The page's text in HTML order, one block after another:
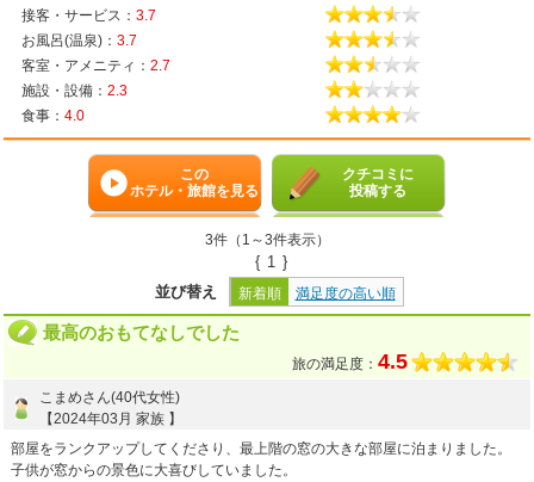
接客・サービス： 3.7
お風呂(温泉)： 3.7
客室・アメニティ： 2.7
施設・設備： 2.3
食事： 4.0
この
ホテル・旅館を見る
クチコミに
投稿する
3件（1～3件表示）
{ 1 }
並び替え
新着順 満足度の高い順
最高のおもてなしでした
旅の満足度： 4.5
こまめさん(40代女性)
【2024年03月 家族 】
部屋をランクアップしてくださり、最上階の窓の大きな部屋に泊まりました。
子供が窓からの景色に大喜びしていました。